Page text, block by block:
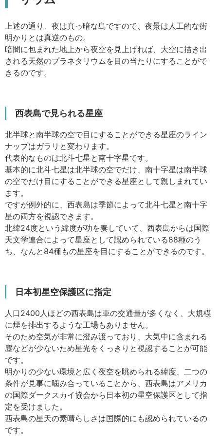
上述の通り、夜は真っ暗な島ですので、夜景は人工的な街
明かりとは真逆のもの。
暗闇に包まれた地上から夜空を見上げれば、大空に描き出
される天然のプラネタリウムを目の当たりにすることがで
きるのです。
西表島で見られる星座
北半球と南半球の空で目にすることができる星座のライン
ナップはガラリと変わります。
代表的なものは北斗七星と南十字星です。
基本的に北斗七星は北半球の空でだけ、南十字星は南半球
の空でだけ目にすることができる星座として親しまれてい
ます。
ですが例外的に、西表島は季節によって北斗七星と南十字
星の両方を視認できます。
北緯24度という緯度が功を奏していて、西表島からは国際
天文学連合によって星座として認められている88種のう
ち、なんと84種もの星座を目にすることができるのです。
日本初星空保護区に指定
人口2400人ほどの西表島は車の交通量が多くなく、大規模
に煙を排出するような工場もありません。
そのため空気が非常に澄み渡っており、大気中に含まれる
塵などが少ないため星光をくっきりと視認することが可能
です。
明かりの少ない環境と広く夜空を眺められる緯度、二つの
条件が見事に噛み合っていることから、西表島はアメリカ
の国際ダークスカイ協会から日本初の星空保護区として指
定を受けました。
西表島の星天の素晴らしさは国際的にも認められているの
です。